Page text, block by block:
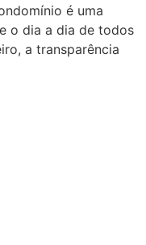
é uma
o dia a dia de todos
a transparência